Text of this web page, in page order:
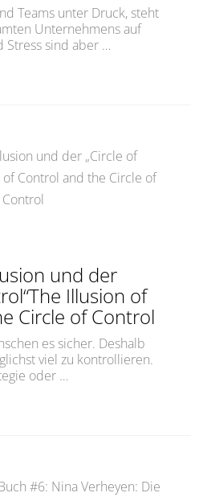
Teams unter Druck, steht
Unternehmens auf
Stress sind aber …
es zu viel wird, der kann ja
und der
Illusion of
Circle of Control
es sicher. Deshalb
viel zu kontrollieren.
oder …
Illusion und der „Circle